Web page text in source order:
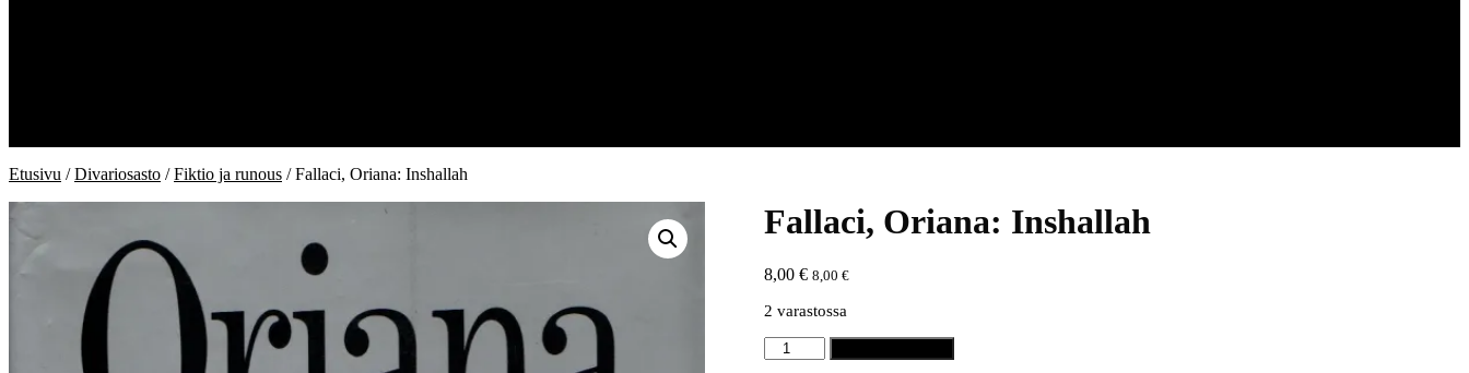
Etusivu /Divariosasto /Fiktio ja runous / Fallaci, Oriana: Inshallah
Fallaci, Oriana: Inshallah
8,00 € 8,00 €
2 varastossa
Fallaci,
Oriana: